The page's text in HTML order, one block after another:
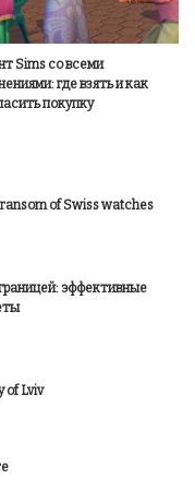
Sims со всеми
где взять и как
покупку
of Swiss watches
эффективные
of Lviv